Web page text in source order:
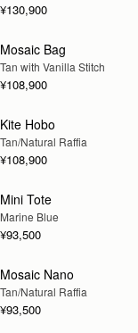
¥130,900
Mosaic Bag
Tan with Vanilla Stitch
¥108,900
Kite Hobo
Tan/Natural Raffia
¥108,900
Mini Tote
Marine Blue
¥93,500
予約する
Mosaic Nano
Tan/Natural Raffia
¥93,500